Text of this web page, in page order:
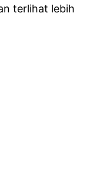
terlihat lebih